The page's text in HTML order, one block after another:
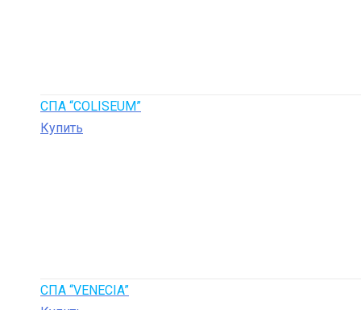
СПА “COLISEUM”
Купить
СПА “VENECIA”